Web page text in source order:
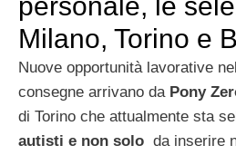
Milano, Torino e
Nuove opportunità lavorative
consegne arrivano da Pony
di Torino che attualmente sta
autisti e non solo da inserire